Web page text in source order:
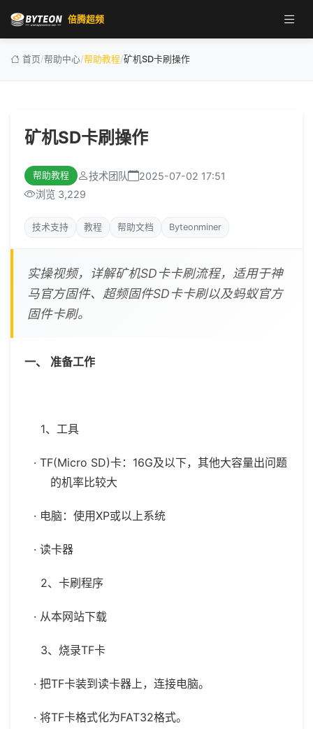
倍腾超频
首页/帮助中心/帮助教程/矿机SD卡刷操作
矿机SD卡刷操作
帮助教程 技术团队
2025-07-02 17:51
浏览 3,229
技术支持 教程 帮助文档 Byteonminer
实操视频，详解矿机SD卡卡刷流程，适用于神
马官方固件、超频固件SD卡卡刷以及蚂蚁官方
固件卡刷。
一、 准备工作
1、工具
· TF(Micro SD)卡：16G及以下，其他大容量出问题
的机率比较大
· 电脑：使用XP或以上系统
· 读卡器
2、卡刷程序
· 从本网站下载
3、烧录TF卡
· 把TF卡装到读卡器上，连接电脑。
· 将TF卡格式化为FAT32格式。